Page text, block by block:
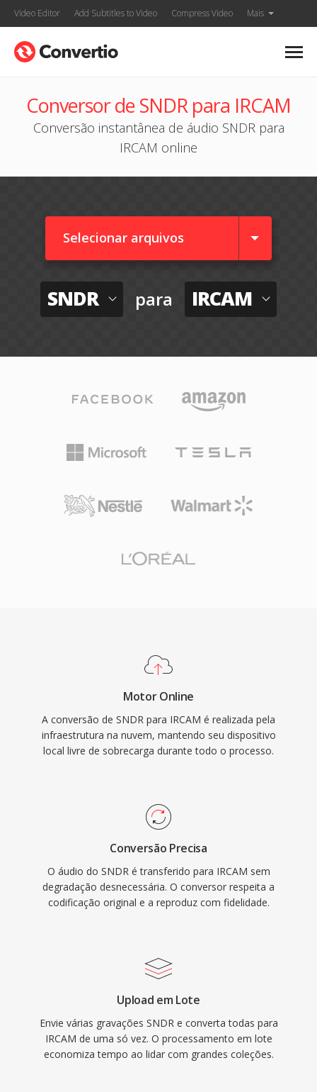
Video Editor Add Subtitles to Video Compress Video Mais
Conversor de SNDR para IRCAM
Conversão instantânea de áudio SNDR para
IRCAM online
Selecionar arquivos
SNDR para IRCAM
Motor Online
A conversão de SNDR para IRCAM é realizada pela
infraestrutura na nuvem, mantendo seu dispositivo
local livre de sobrecarga durante todo o processo.
Conversão Precisa
O áudio do SNDR é transferido para IRCAM sem
degradação desnecessária. O conversor respeita a
codificação original e a reproduz com fidelidade.
Upload em Lote
Envie várias gravações SNDR e converta todas para
IRCAM de uma só vez. O processamento em lote
economiza tempo ao lidar com grandes coleções.